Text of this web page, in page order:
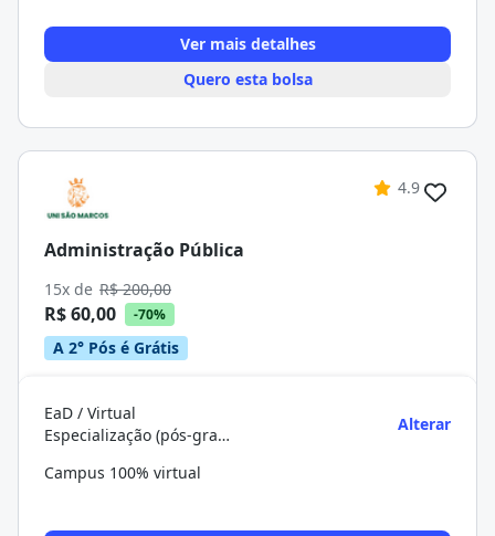
Ver mais detalhes
Quero esta bolsa
4.9
Administração Pública
15x de R$ 200,00
R$ 60,00 -70%
A 2° Pós é Grátis
EaD / Virtual
Especialização (pós-graduação)
Alterar
Campus 100% virtual